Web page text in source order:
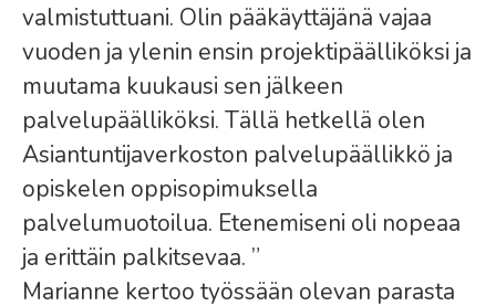
valmistuttuani. Olin pääkäyttäjänä vajaa
vuoden ja ylenin ensin projektipäälliköksi ja
muutama kuukausi sen jälkeen
palvelupäälliköksi. Tällä hetkellä olen
Asiantuntijaverkoston palvelupäällikkö ja
opiskelen oppisopimuksella
palvelumuotoilua. Etenemiseni oli nopeaa
ja erittäin palkitsevaa. ”
Marianne kertoo työssään olevan parasta